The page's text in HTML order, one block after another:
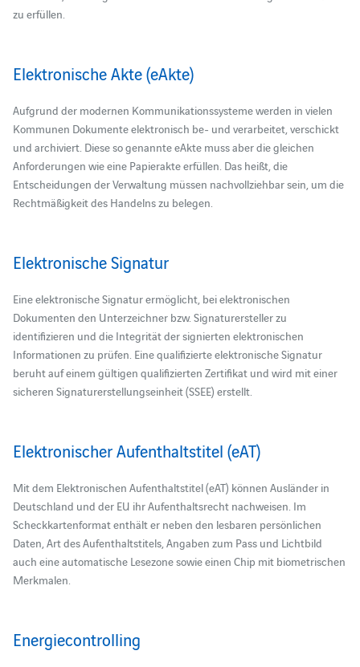
zu erfüllen.
Elektronische Akte (eAkte)
Aufgrund der modernen Kommunikationssysteme werden in vielen
Kommunen Dokumente elektronisch be- und verarbeitet, verschickt
und archiviert. Diese so genannte eAkte muss aber die gleichen
Anforderungen wie eine Papierakte erfüllen. Das heißt, die
Entscheidungen der Verwaltung müssen nachvollziehbar sein, um die
Rechtmäßigkeit des Handelns zu belegen.
Elektronische Signatur
Eine elektronische Signatur ermöglicht, bei elektronischen
Dokumenten den Unterzeichner bzw. Signaturersteller zu
identifizieren und die Integrität der signierten elektronischen
Informationen zu prüfen. Eine qualifizierte elektronische Signatur
beruht auf einem gültigen qualifizierten Zertifikat und wird mit einer
sicheren Signaturerstellungseinheit (SSEE) erstellt.
Elektronischer Aufenthaltstitel (eAT)
Mit dem Elektronischen Aufenthaltstitel (eAT) können Ausländer in
Deutschland und der EU ihr Aufenthaltsrecht nachweisen. Im
Scheckkartenformat enthält er neben den lesbaren persönlichen
Daten, Art des Aufenthaltstitels, Angaben zum Pass und Lichtbild
auch eine automatische Lesezone sowie einen Chip mit biometrischen
Merkmalen.
Energiecontrolling